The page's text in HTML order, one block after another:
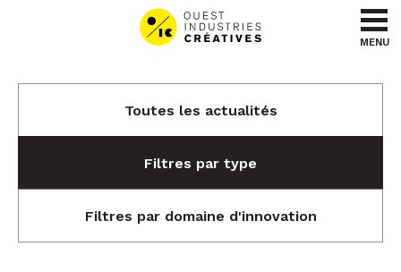
Aller au menu
Aller au contenu
MENU
Toutes les actualités
Filtres par type
Filtres par domaine d'innovation